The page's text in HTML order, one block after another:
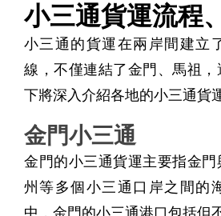
小三通貨運流程
小三通的貨運在兩岸間建立
線，不僅連結了金門、馬祖
下將深入介紹各地的小三通貨
金門小三通
金門的小三通貨運主要指金
州等多個小三通口岸之間的